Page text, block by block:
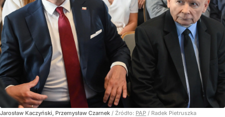
Jarosław Kaczyński, Przemysław Czarnek / Źródło: PAP / Radek Pietruszka